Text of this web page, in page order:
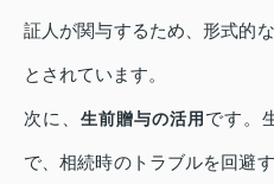
証人が関与するため、形式的
とされています。
次に、 生前贈与の活用 です。
で、相続時のトラブルを回避